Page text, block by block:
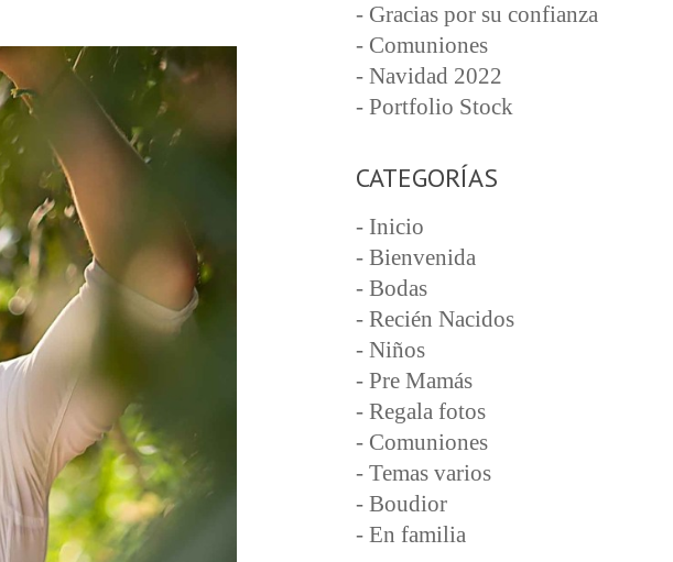
- Gracias por su confianza
- Comuniones
- Navidad 2022
- Portfolio Stock
CATEGORÍAS
- Inicio
- Bienvenida
- Bodas
- Recién Nacidos
- Niños
- Pre Mamás
- Regala fotos
- Comuniones
- Temas varios
- Boudior
- En familia